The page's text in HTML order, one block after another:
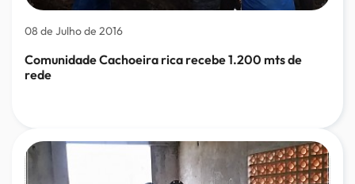
08 de Julho de 2016
Comunidade Cachoeira rica recebe 1.200 mts de
rede